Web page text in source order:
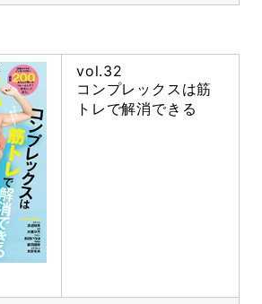
vol.32
コンプレックスは筋
トレで解消できる